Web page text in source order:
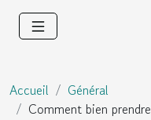
Accueil
Général
Comment bien